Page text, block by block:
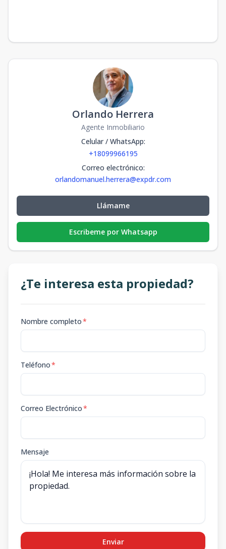
Orlando Herrera
Agente Inmobiliario
Celular / WhatsApp:
+18099966195
Correo electrónico:
orlandomanuel.herrera@expdr.com
Llámame
Escribeme por Whatsapp
¿Te interesa esta propiedad?
Nombre completo*
Teléfono*
Correo Electrónico*
Mensaje
Enviar